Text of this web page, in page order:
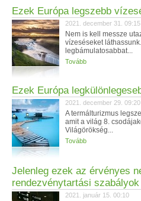
Ezek Európa legszebb
2021. december 31. 09:15
Nem is kell messze
vízeséseket
legbámulatosabbat...
Tovább
Ezek Európa
2021. december 29. 09:20
A termálturizmus
amit a világ 8.
Világörökség...
Tovább
Jelenleg ezek az érvényes
rendezvénytartási szabályok
2021. január 15. 00:10